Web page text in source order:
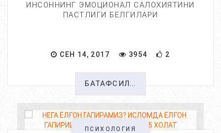
ИНСОННИНГ ЭМОЦИОНАЛ САЛОХИЯТИНИ
ПАСТЛИГИ БЕЛГИЛАРИ
СЕН 14, 2017 3954 2
БАТАФСИЛ...
ПСИХОЛОГИЯ